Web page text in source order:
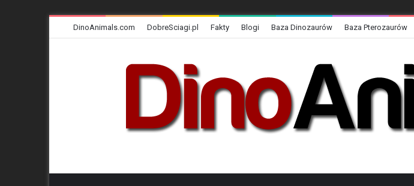
DinoAnimals.com DobreSciagi.pl Fakty Blogi Baza Dinozaurów Baza Pterozaurów